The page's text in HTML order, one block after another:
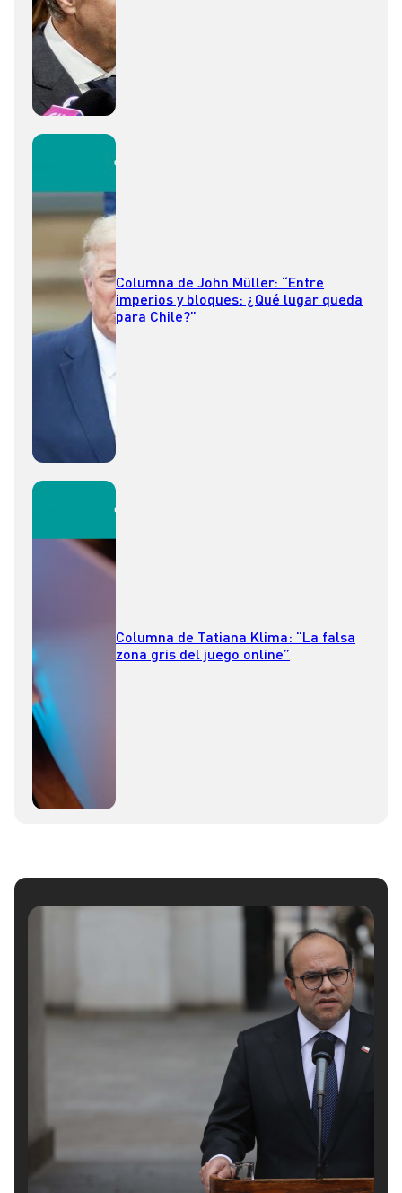
Columna de John Müller: “Entre
imperios y bloques: ¿Qué lugar queda
para Chile?”
Columna de Tatiana Klima: “La falsa
zona gris del juego online”